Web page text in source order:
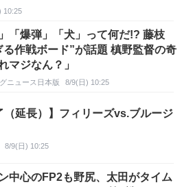
10:25
」「爆弾」「犬」って何だ!? 藤枝
る作戦ボード”が話題 槙野監督の奇
マジなん？」
ニュース日本版 8/9(日) 10:25
（延長）】フィリーズvs.ブルージ
8/9(日) 10:25
中心のFP2も野尻、太田がタイム